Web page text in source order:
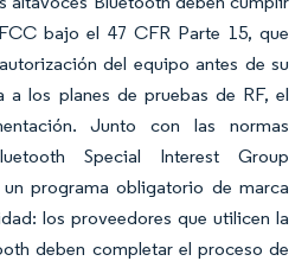
bajo el 47 CFR Parte 15, que
del equipo antes de su
a los planes de pruebas de RF, el
Junto con las normas
Special Interest Group
programa obligatorio de marca
los proveedores que utilicen la
deben completar el proceso de